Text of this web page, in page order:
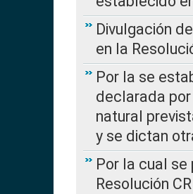
Divulgación
en la
Por la se
declarada
natural
y se dictan
Por la cual
Resolución